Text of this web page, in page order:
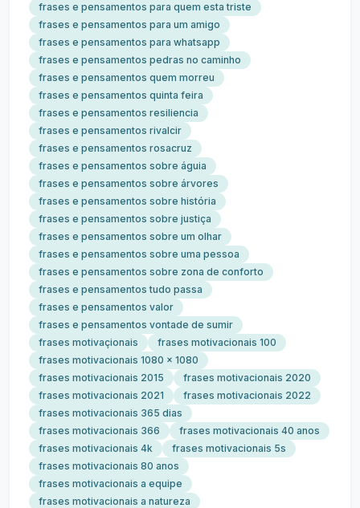
frases e pensamentos para quem esta triste
frases e pensamentos para um amigo
frases e pensamentos para whatsapp
frases e pensamentos pedras no caminho
frases e pensamentos quem morreu
frases e pensamentos quinta feira
frases e pensamentos resiliencia
frases e pensamentos rivalcir
frases e pensamentos rosacruz
frases e pensamentos sobre águia
frases e pensamentos sobre árvores
frases e pensamentos sobre história
frases e pensamentos sobre justiça
frases e pensamentos sobre um olhar
frases e pensamentos sobre uma pessoa
frases e pensamentos sobre zona de conforto
frases e pensamentos tudo passa
frases e pensamentos valor
frases e pensamentos vontade de sumir
frases motivaçionais
frases motivacionais 100
frases motivacionais 1080 x 1080
frases motivacionais 2015
frases motivacionais 2020
frases motivacionais 2021
frases motivacionais 2022
frases motivacionais 365 dias
frases motivacionais 366
frases motivacionais 40 anos
frases motivacionais 4k
frases motivacionais 5s
frases motivacionais 80 anos
frases motivacionais a equipe
frases motivacionais a natureza